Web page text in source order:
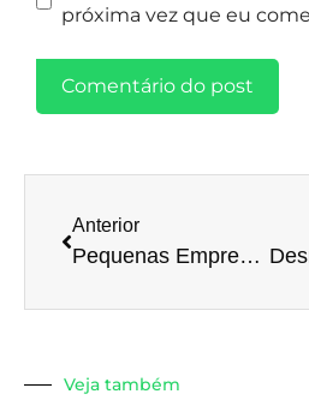
próxima vez que eu
Anterior
Pequenas Empresas, Grandes Fontes de Lucro. Como assim?!!!
Veja também